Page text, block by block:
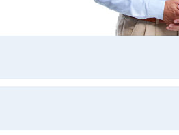
международных